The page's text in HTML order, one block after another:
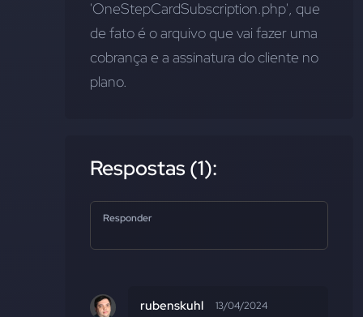
'OneStepCardSubscription.php', que
de fato é o arquivo que vai fazer uma
cobrança e a assinatura do cliente no
plano.
Respostas (1):
Responder
rubenskuhl 13/04/2024